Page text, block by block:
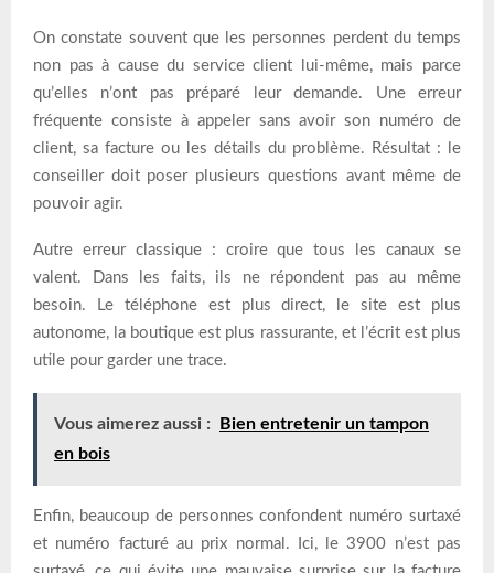
On constate souvent que les personnes perdent du temps
non pas à cause du service client lui-même, mais parce
qu’elles n’ont pas préparé leur demande. Une erreur
fréquente consiste à appeler sans avoir son numéro de
client, sa facture ou les détails du problème. Résultat : le
conseiller doit poser plusieurs questions avant même de
pouvoir agir.
Autre erreur classique : croire que tous les canaux se
valent. Dans les faits, ils ne répondent pas au même
besoin. Le téléphone est plus direct, le site est plus
autonome, la boutique est plus rassurante, et l’écrit est plus
utile pour garder une trace.
Vous aimerez aussi :
Bien entretenir un tampon
en bois
Enfin, beaucoup de personnes confondent numéro surtaxé
et numéro facturé au prix normal. Ici, le 3900 n’est pas